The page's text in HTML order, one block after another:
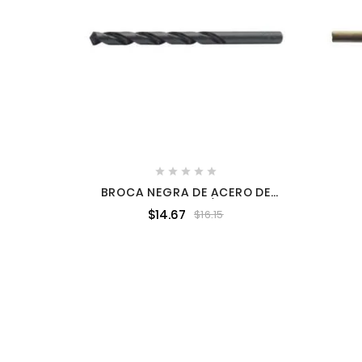
    
BROCA NEGRA DE ACERO DE
ALTA VELOCIDAD 1/8" ZANCO
RECTO URREA BG1/8
$14.67 $16.15